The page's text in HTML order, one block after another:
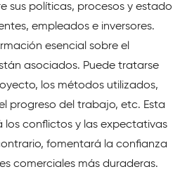
sus políticas, procesos y estado
empleados e inversores.
esencial sobre el
asociados. Puede tratarse
los métodos utilizados,
progreso del trabajo, etc. Esta
los conflictos y las expectativas
fomentará la confianza
comerciales más duraderas.